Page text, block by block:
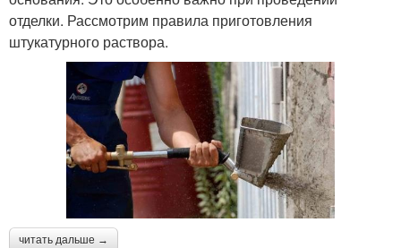
отделки. Рассмотрим правила приготовления
штукатурного раствора.
читать дальше →